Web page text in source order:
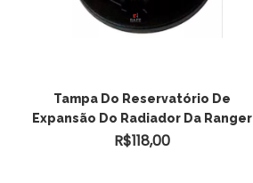
Tampa Do Reservatório De
Expansão Do Radiador Da Ranger
R$118,00